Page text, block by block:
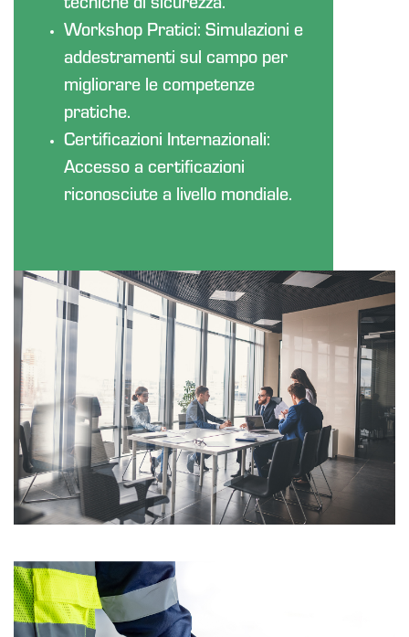
tecniche di sicurezza.
Workshop Pratici: Simulazioni e
addestramenti sul campo per
migliorare le competenze
pratiche.
Certificazioni Internazionali:
Accesso a certificazioni
riconosciute a livello mondiale.